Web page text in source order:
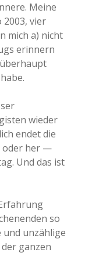
Meine
vier
mich a) nicht
erinnern
wieder
endet die
oder her —
Und das ist
so
und unzählige
ganzen